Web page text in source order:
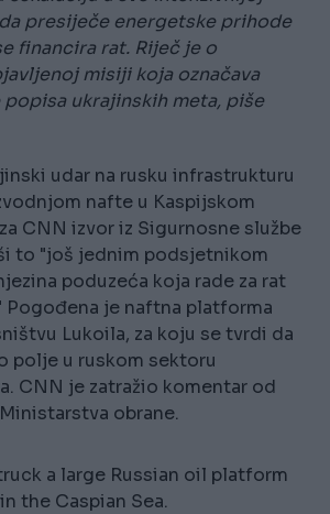
presiječe energetske prihode
financira rat. Riječ je o
misiji koja označava
ukrajinskih meta, piše
udar na rusku infrastrukturu
nafte u Kaspijskom
CNN izvor iz Sigurnosne službe
to "još jednim podsjetnikom
poduzeća koja rade za rat
je naftna platforma
Lukoila, za koju se tvrdi da
polje u ruskom sektoru
CNN je zatražio komentar od
obrane.
a large Russian oil platform
in the Caspian Sea.